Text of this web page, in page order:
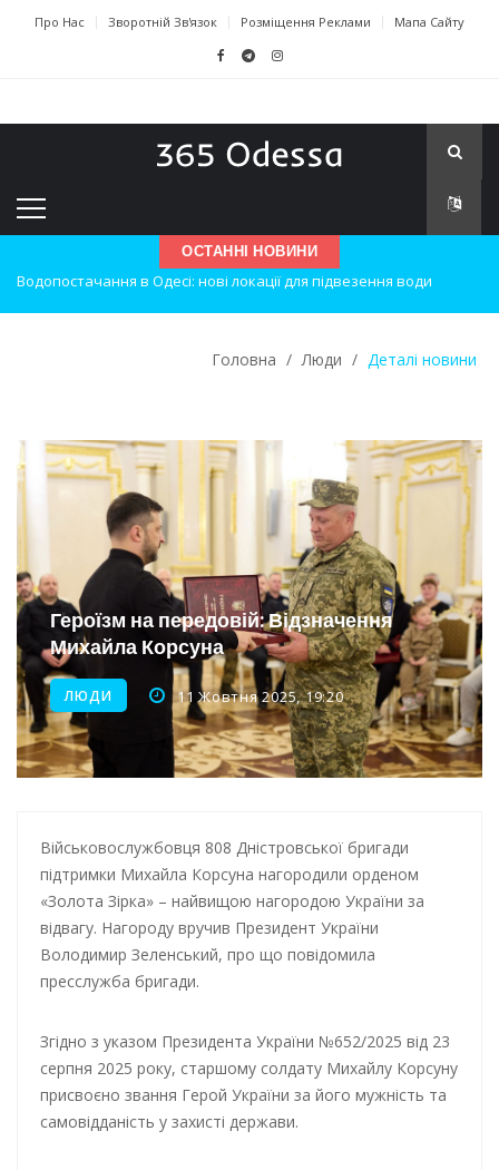
Про Нас Зворотній Зв'язок Розміщення Реклами Мапа Сайту
ОСТАННІ НОВИНИ
Нічна атака на Одесу: наслідки вибухів
Новини з Зимової школи інсульту в Швейцарії
Інтеграція ветеранів в українське суспільство
Нічна атака на Одесу: наслідки обстрілу
Енергетична підтримка для Одеси
Водопостачання в Одесі: нові локації для підвезення води
Головна / Люди / Деталі новини
Героїзм на передовій: Відзначення
Михайла Корсуна
ЛЮДИ 11 Жовтня 2025, 19:20
Військовослужбовця 808 Дністровської бригади
підтримки Михайла Корсуна нагородили орденом
«Золота Зірка» – найвищою нагородою України за
відвагу. Нагороду вручив Президент України
Володимир Зеленський, про що повідомила
пресслужба бригади.
Згідно з указом Президента України №652/2025 від 23
серпня 2025 року, старшому солдату Михайлу Корсуну
присвоєно звання Герой України за його мужність та
самовідданість у захисті держави.